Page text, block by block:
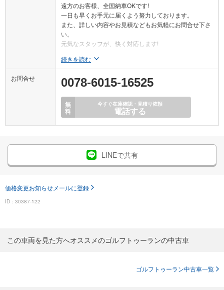
遠方のお客様、全国納車OKです!
一日も早くお手元に届くよう努力しております。
また、詳しい内容やお見積などもお気軽にお問合せ下さ
い。
元気なスタッフが、快く対応します!
続きを読む
お問合せ 0078-6015-16525
無
料
今すぐ在庫確認・見積り依頼
電話する
LINEで共有
価格変更お知らせメールに登録
ID：30387-122
この車両を見た方へオススメのゴルフトゥーランの中古車
ゴルフトゥーラン中古車一覧